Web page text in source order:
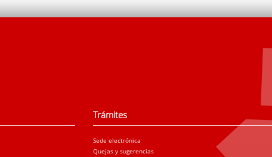
Trámites
Sede electrónica
Quejas y sugerencias